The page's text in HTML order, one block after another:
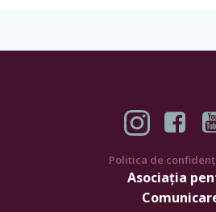
Politica de
Asociația